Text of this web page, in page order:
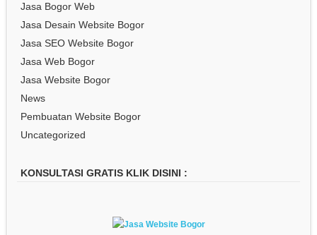
Jasa Bogor Web
Jasa Desain Website Bogor
Jasa SEO Website Bogor
Jasa Web Bogor
Jasa Website Bogor
News
Pembuatan Website Bogor
Uncategorized
KONSULTASI GRATIS KLIK DISINI :